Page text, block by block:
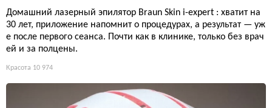
Домашний лазерный эпилятор Braun Skin i-expert : хватит на
30 лет, приложение напомнит о процедурах, а результат — уж
е после первого сеанса. Почти как в клинике, только без врач
ей и за полцены.
Красота 10 974